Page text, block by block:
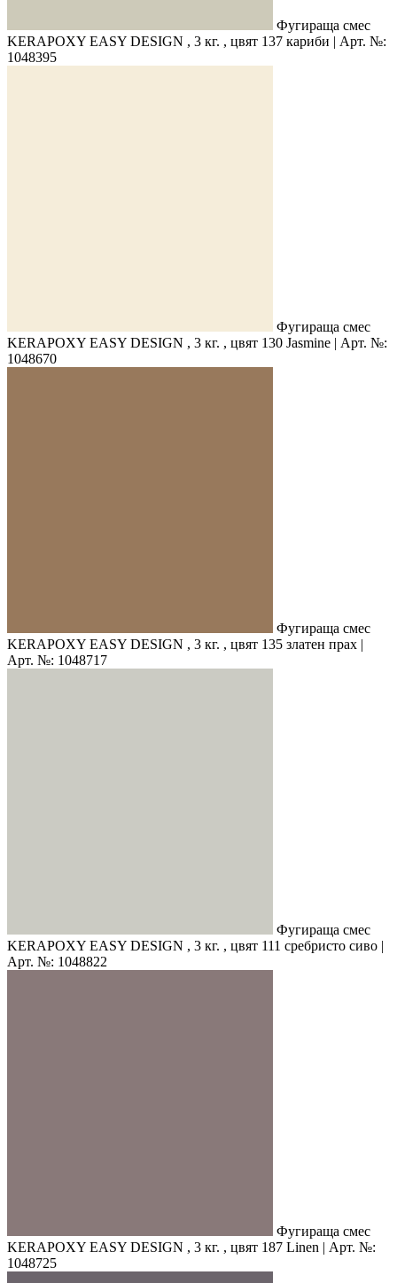
Фугираща смес
KERAPOXY EASY DESIGN , 3 кг. , цвят 137 кариби | Арт. №:
1048395
Фугираща смес
KERAPOXY EASY DESIGN , 3 кг. , цвят 130 Jasmine | Арт. №:
1048670
Фугираща смес
KERAPOXY EASY DESIGN , 3 кг. , цвят 135 златен прах |
Арт. №: 1048717
Фугираща смес
KERAPOXY EASY DESIGN , 3 кг. , цвят 111 сребристо сиво |
Арт. №: 1048822
Фугираща смес
KERAPOXY EASY DESIGN , 3 кг. , цвят 187 Linen | Арт. №:
1048725